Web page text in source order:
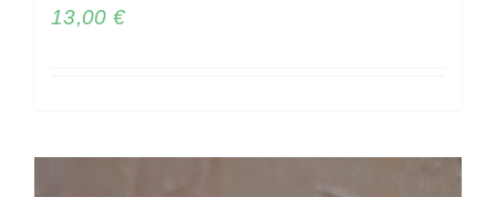
13,00 €